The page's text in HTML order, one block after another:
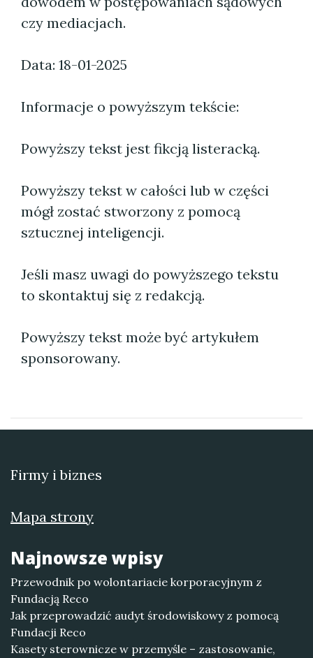
czy mediacjach.
Data: 18-01-2025
Informacje o powyższym tekście:
Powyższy tekst jest fikcją listeracką.
Powyższy tekst w całości lub w części
mógł zostać stworzony z pomocą
sztucznej inteligencji.
Jeśli masz uwagi do powyższego tekstu
to skontaktuj się z redakcją.
Powyższy tekst może być artykułem
sponsorowany.
Firmy i biznes
Mapa strony
Najnowsze wpisy
Przewodnik po wolontariacie korporacyjnym z
Fundacją Reco
Jak przeprowadzić audyt środowiskowy z pomocą
Fundacji Reco
Kasety sterownicze w przemyśle – zastosowanie,